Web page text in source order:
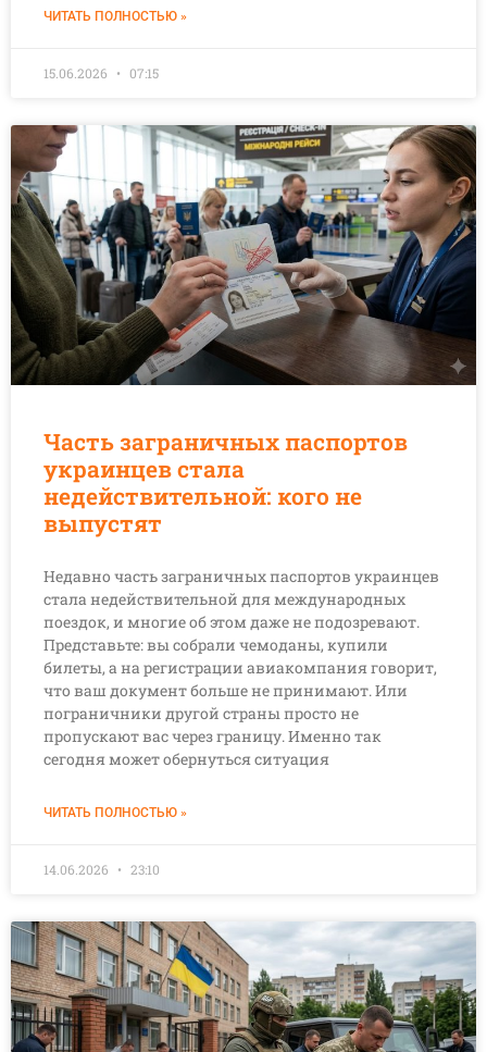
ЧИТАТЬ ПОЛНОСТЬЮ »
15.06.2026 07:15
Часть заграничных паспортов
украинцев стала
недействительной: кого не
выпустят
Недавно часть заграничных паспортов украинцев
стала недействительной для международных
поездок, и многие об этом даже не подозревают.
Представьте: вы собрали чемоданы, купили
билеты, а на регистрации авиакомпания говорит,
что ваш документ больше не принимают. Или
пограничники другой страны просто не
пропускают вас через границу. Именно так
сегодня может обернуться ситуация
ЧИТАТЬ ПОЛНОСТЬЮ »
14.06.2026 23:10